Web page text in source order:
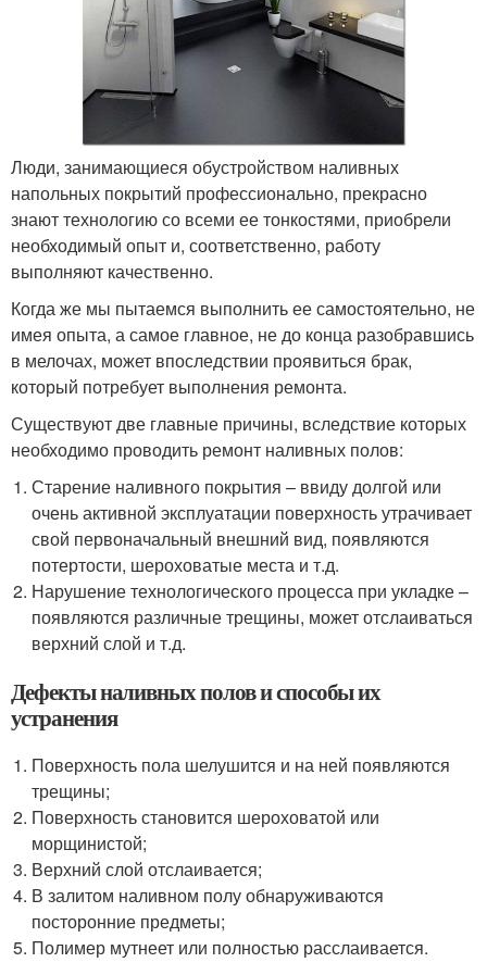
Люди, занимающиеся обустройством наливных
напольных покрытий профессионально, прекрасно
знают технологию со всеми ее тонкостями, приобрели
необходимый опыт и, соответственно, работу
выполняют качественно.
Когда же мы пытаемся выполнить ее самостоятельно, не
имея опыта, а самое главное, не до конца разобравшись
в мелочах, может впоследствии проявиться брак,
который потребует выполнения ремонта.
Существуют две главные причины, вследствие которых
необходимо проводить ремонт наливных полов:
Старение наливного покрытия – ввиду долгой или
очень активной эксплуатации поверхность утрачивает
свой первоначальный внешний вид, появляются
потертости, шероховатые места и т.д.
Нарушение технологического процесса при укладке –
появляются различные трещины, может отслаиваться
верхний слой и т.д.
Дефекты наливных полов и способы их
устранения
Поверхность пола шелушится и на ней появляются
трещины;
Поверхность становится шероховатой или
морщинистой;
Верхний слой отслаивается;
В залитом наливном полу обнаруживаются
посторонние предметы;
Полимер мутнеет или полностью расслаивается.